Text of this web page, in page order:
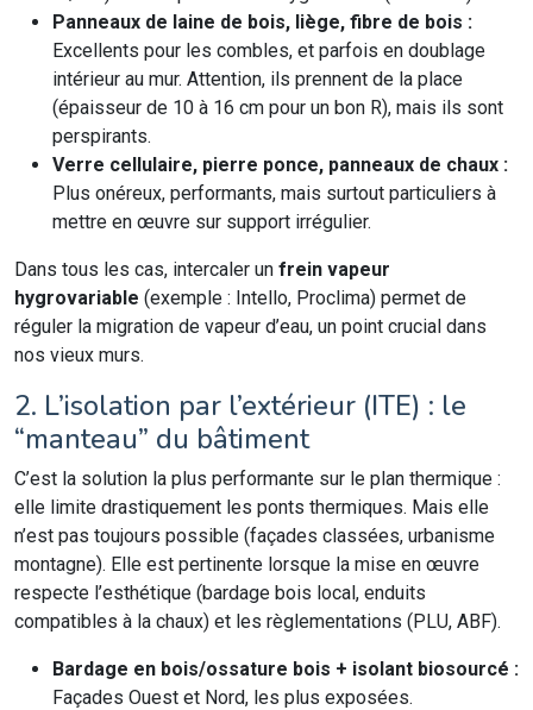
Panneaux de laine de bois, liège, fibre de bois :
Excellents pour les combles, et parfois en doublage
intérieur au mur. Attention, ils prennent de la place
(épaisseur de 10 à 16 cm pour un bon R), mais ils sont
perspirants.
Verre cellulaire, pierre ponce, panneaux de chaux :
Plus onéreux, performants, mais surtout particuliers à
mettre en œuvre sur support irrégulier.
Dans tous les cas, intercaler un frein vapeur
hygrovariable (exemple : Intello, Proclima) permet de
réguler la migration de vapeur d’eau, un point crucial dans
nos vieux murs.
2. L’isolation par l’extérieur (ITE) : le
“manteau” du bâtiment
C’est la solution la plus performante sur le plan thermique :
elle limite drastiquement les ponts thermiques. Mais elle
n’est pas toujours possible (façades classées, urbanisme
montagne). Elle est pertinente lorsque la mise en œuvre
respecte l’esthétique (bardage bois local, enduits
compatibles à la chaux) et les règlementations (PLU, ABF).
Bardage en bois/ossature bois + isolant biosourcé :
Façades Ouest et Nord, les plus exposées.